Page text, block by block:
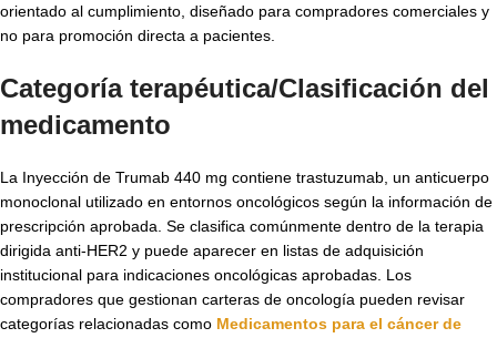
orientado al cumplimiento, diseñado para compradores comerciales y
no para promoción directa a pacientes.
Categoría terapéutica/Clasificación del
medicamento
La Inyección de Trumab 440 mg contiene trastuzumab, un anticuerpo
monoclonal utilizado en entornos oncológicos según la información de
prescripción aprobada. Se clasifica comúnmente dentro de la terapia
dirigida anti-HER2 y puede aparecer en listas de adquisición
institucional para indicaciones oncológicas aprobadas. Los
compradores que gestionan carteras de oncología pueden revisar
categorías relacionadas como Medicamentos para el cáncer de